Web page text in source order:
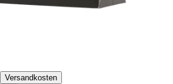
Versandkosten